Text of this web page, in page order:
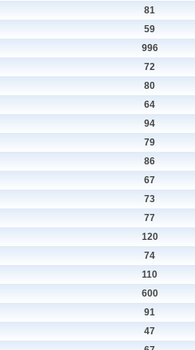
81
59
996
72
80
64
94
79
86
67
73
77
120
74
110
600
91
47